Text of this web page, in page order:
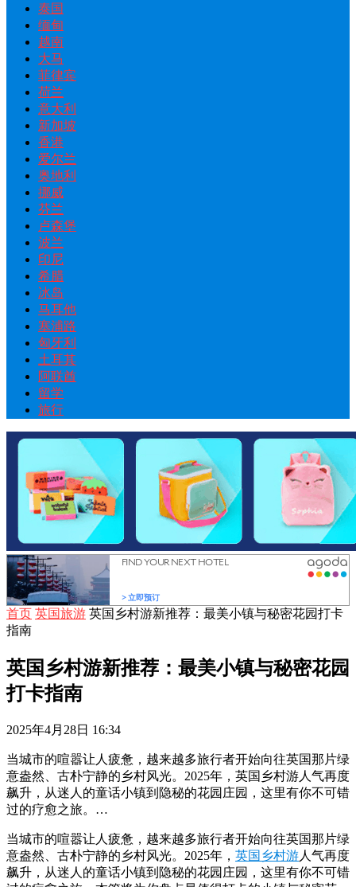
泰国
缅甸
越南
大马
菲律宾
荷兰
意大利
新加坡
香港
爱尔兰
奥地利
挪威
芬兰
卢森堡
波兰
印尼
希腊
冰岛
马耳他
塞浦路
匈牙利
土耳其
阿联酋
留学
旅行
首页 英国旅游 英国乡村游新推荐：最美小镇与秘密花园打卡
指南
英国乡村游新推荐：最美小镇与秘密花园
打卡指南
2025年4月28日 16:34
当城市的喧嚣让人疲惫，越来越多旅行者开始向往英国那片绿
意盎然、古朴宁静的乡村风光。2025年，英国乡村游人气再度
飙升，从迷人的童话小镇到隐秘的花园庄园，这里有你不可错
过的疗愈之旅。…
当城市的喧嚣让人疲惫，越来越多旅行者开始向往英国那片绿
意盎然、古朴宁静的乡村风光。2025年， 英国乡村游人气再度
飙升，从迷人的童话小镇到隐秘的花园庄园，这里有你不可错